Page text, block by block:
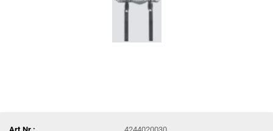
Art.Nr.: 4244020030